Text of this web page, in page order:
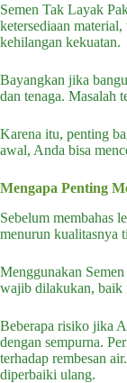
Semen Tak Layak
ketersediaan
kehilangan kekuatan.
Bayangkan jika
dan tenaga. Masalah
Karena itu, penting
awal, Anda bisa
Mengapa Penting
Sebelum membahas
menurun kualitasnya
Menggunakan
wajib dilakukan, baik
Beberapa risiko jika
dengan sempurna.
terhadap rembesan
diperbaiki ulang.